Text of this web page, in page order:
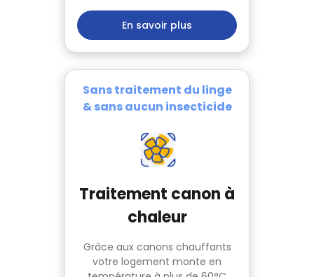
En savoir plus
Sans traitement du linge
& sans aucun insecticide
Traitement canon à
chaleur
Grâce aux canons chauffants
votre logement monte en